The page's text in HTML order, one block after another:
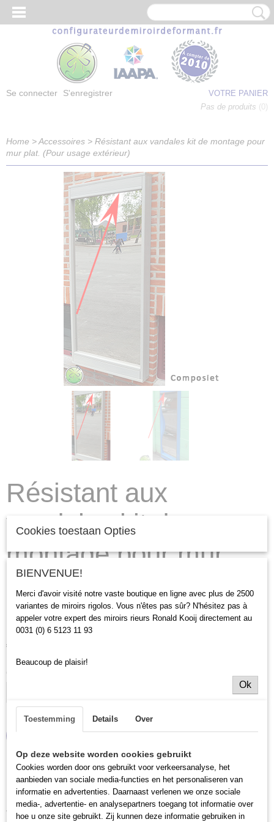
Se connecter S'enregistrer
VOTRE PANIER
Pas de produits (0)
Home >Accessoires > Résistant aux vandales kit de montage pour
mur plat. (Pour usage extérieur)
Résistant aux
vandales kit de
montage pour mur
plat. (Pour usage
extérieur)
€ 125,00
Définition
Nous avons développé un kit de montage qui vous permet de fixer
votre miroir déformant (lourd) adapté à une utilisation en extérieur
Cookies toestaan Opties
BIENVENUE!
Merci d'avoir visité notre vaste boutique en ligne avec plus de 2500
variantes de miroirs rigolos. Vous n'êtes pas sûr? N'hésitez pas à
appeler votre expert des miroirs rieurs Ronald Kooij directement au
0031 (0) 6 5123 11 93
Beaucoup de plaisir!
Ok
Toestemming Details Over
Op deze website worden cookies gebruikt
Cookies worden door ons gebruikt voor verkeersanalyse, het
aanbieden van sociale media-functies en het personaliseren van
informatie en advertenties. Daarnaast verlenen we onze sociale
media-, advertentie- en analysepartners toegang tot informatie over
hoe u onze site gebruikt. Zij kunnen deze informatie gebruiken in